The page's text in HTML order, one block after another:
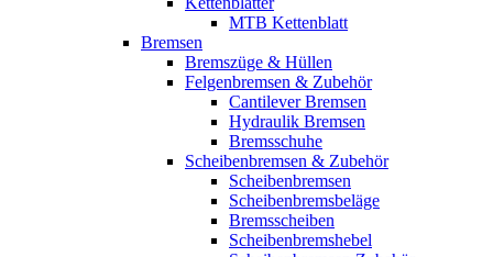
MTB Kettenblatt
Bremsen
Bremszüge & Hüllen
Felgenbremsen & Zubehör
Cantilever Bremsen
Hydraulik Bremsen
Bremsschuhe
Scheibenbremsen & Zubehör
Scheibenbremsen
Scheibenbremsbeläge
Bremsscheiben
Scheibenbremshebel